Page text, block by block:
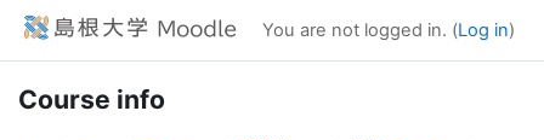
Skip to main content
You are not logged in. (Log in)
Course info